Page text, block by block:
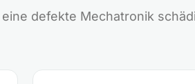
defekte Mechatronik